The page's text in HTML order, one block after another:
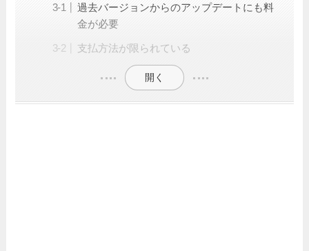
過去バージョンからのアップデートにも料
金が必要
支払方法が限られている
開く